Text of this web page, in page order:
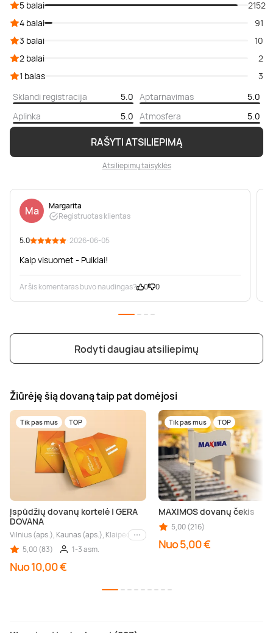
RAŠYTI ATSILIEPIMĄ
Atsiliepimų taisyklės
5 balai
2152
4 balai
91
3 balai
10
2 balai
2
1 balas
3
Sklandi registracija
5.0 Aptarnavimas
5.0
Aplinka
5.0 Atmosfera 5.0
Ma
Margarita
Registruotas klientas
5.0 · 2026-06-05
Kaip visuomet - Puikiai!
Ar šis komentaras buvo naudingas? 0 0
Rodyti daugiau atsiliepimų
Žiūrėję šią dovaną taip pat domėjosi
Tik pas mus TOP
Įspūdžių dovanų kortelė | GERA
DOVANA
Vilnius (aps.), Kaunas (aps.), Klaipėda (aps.), Palanga (aps.), Nida (aps.),
Kiti miestai
5,00 (83)
1-3 asm.
Nuo 10,00 €
Tik pas mus TOP
MAXIMOS dovanų čekis
5,00 (216)
Nuo 5,00 €